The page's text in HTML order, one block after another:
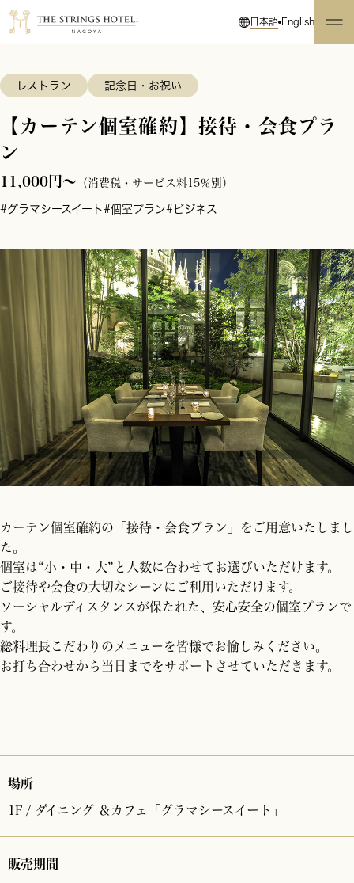
日本語 English
レストラン 記念日・お祝い
【カーテン個室確約】接待・会食プラ
ン
11,000円～ （消費税・サービス料15％別）
#グラマシースイート#個室プラン#ビジネス
カーテン個室確約の「接待・会食プラン」をご用意いたしまし
た。
個室は“小・中・大”と人数に合わせてお選びいただけます。
ご接待や会食の大切なシーンにご利用いただけます。
ソーシャルディスタンスが保たれた、安心安全の個室プランで
す。
総料理長こだわりのメニューを皆様でお愉しみください。
お打ち合わせから当日までをサポートさせていただきます。
場所
1F / ダイニング ＆カフェ「グラマシースイート」
販売期間